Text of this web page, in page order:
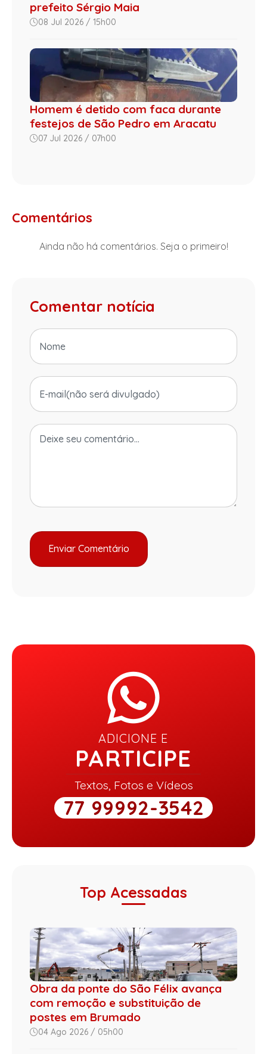
prefeito Sérgio Maia
08 Jul 2026 / 15h00
Homem é detido com faca durante
festejos de São Pedro em Aracatu
07 Jul 2026 / 07h00
Comentários
Ainda não há comentários. Seja o primeiro!
Comentar notícia
ADICIONE E
PARTICIPE
Textos, Fotos e Vídeos
77 99992-3542
Top Acessadas
Obra da ponte do São Félix avança
com remoção e substituição de
postes em Brumado
04 Ago 2026 / 05h00